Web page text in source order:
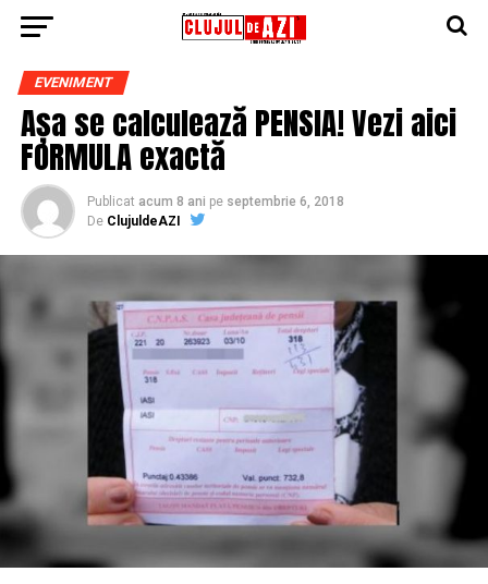
EVENIMENT
Așa se calculează PENSIA! Vezi aici
FORMULA exactă
Publicat acum 8 ani pe septembrie 6, 2018
De ClujuldeAZI